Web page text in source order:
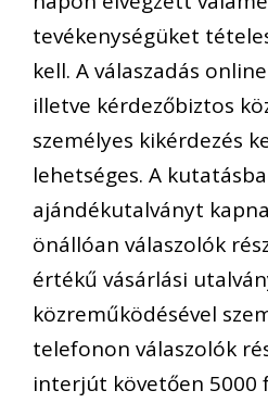
tevékenységüket
kell. A válaszadás
illetve kérdezőbiztos
személyes kikérdezés
lehetséges. A
ajándékutalványt
önállóan válaszolók
értékű vásárlási
közreműködésével
telefonon válaszolók
interjút követően 5000